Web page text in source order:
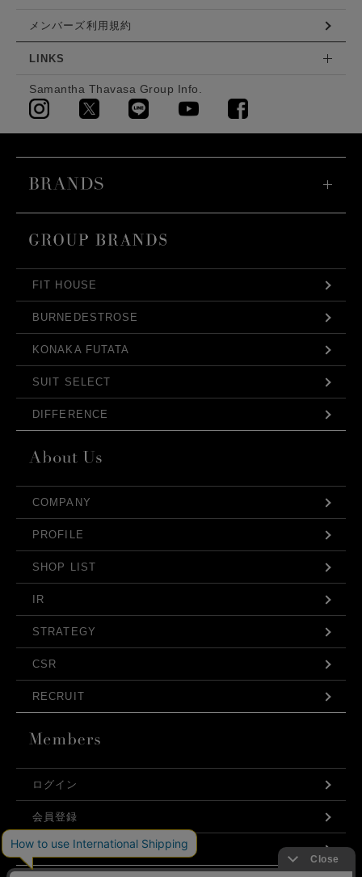
メンバーズ利用規約
LINKS
Samantha Thavasa Group Info.
FIT HOUSE
BURNEDESTROSE
KONAKA FUTATA
SUIT SELECT
DIFFERENCE
COMPANY
PROFILE
SHOP LIST
IR
STRATEGY
CSR
RECRUIT
ログイン
会員登録
利用規約